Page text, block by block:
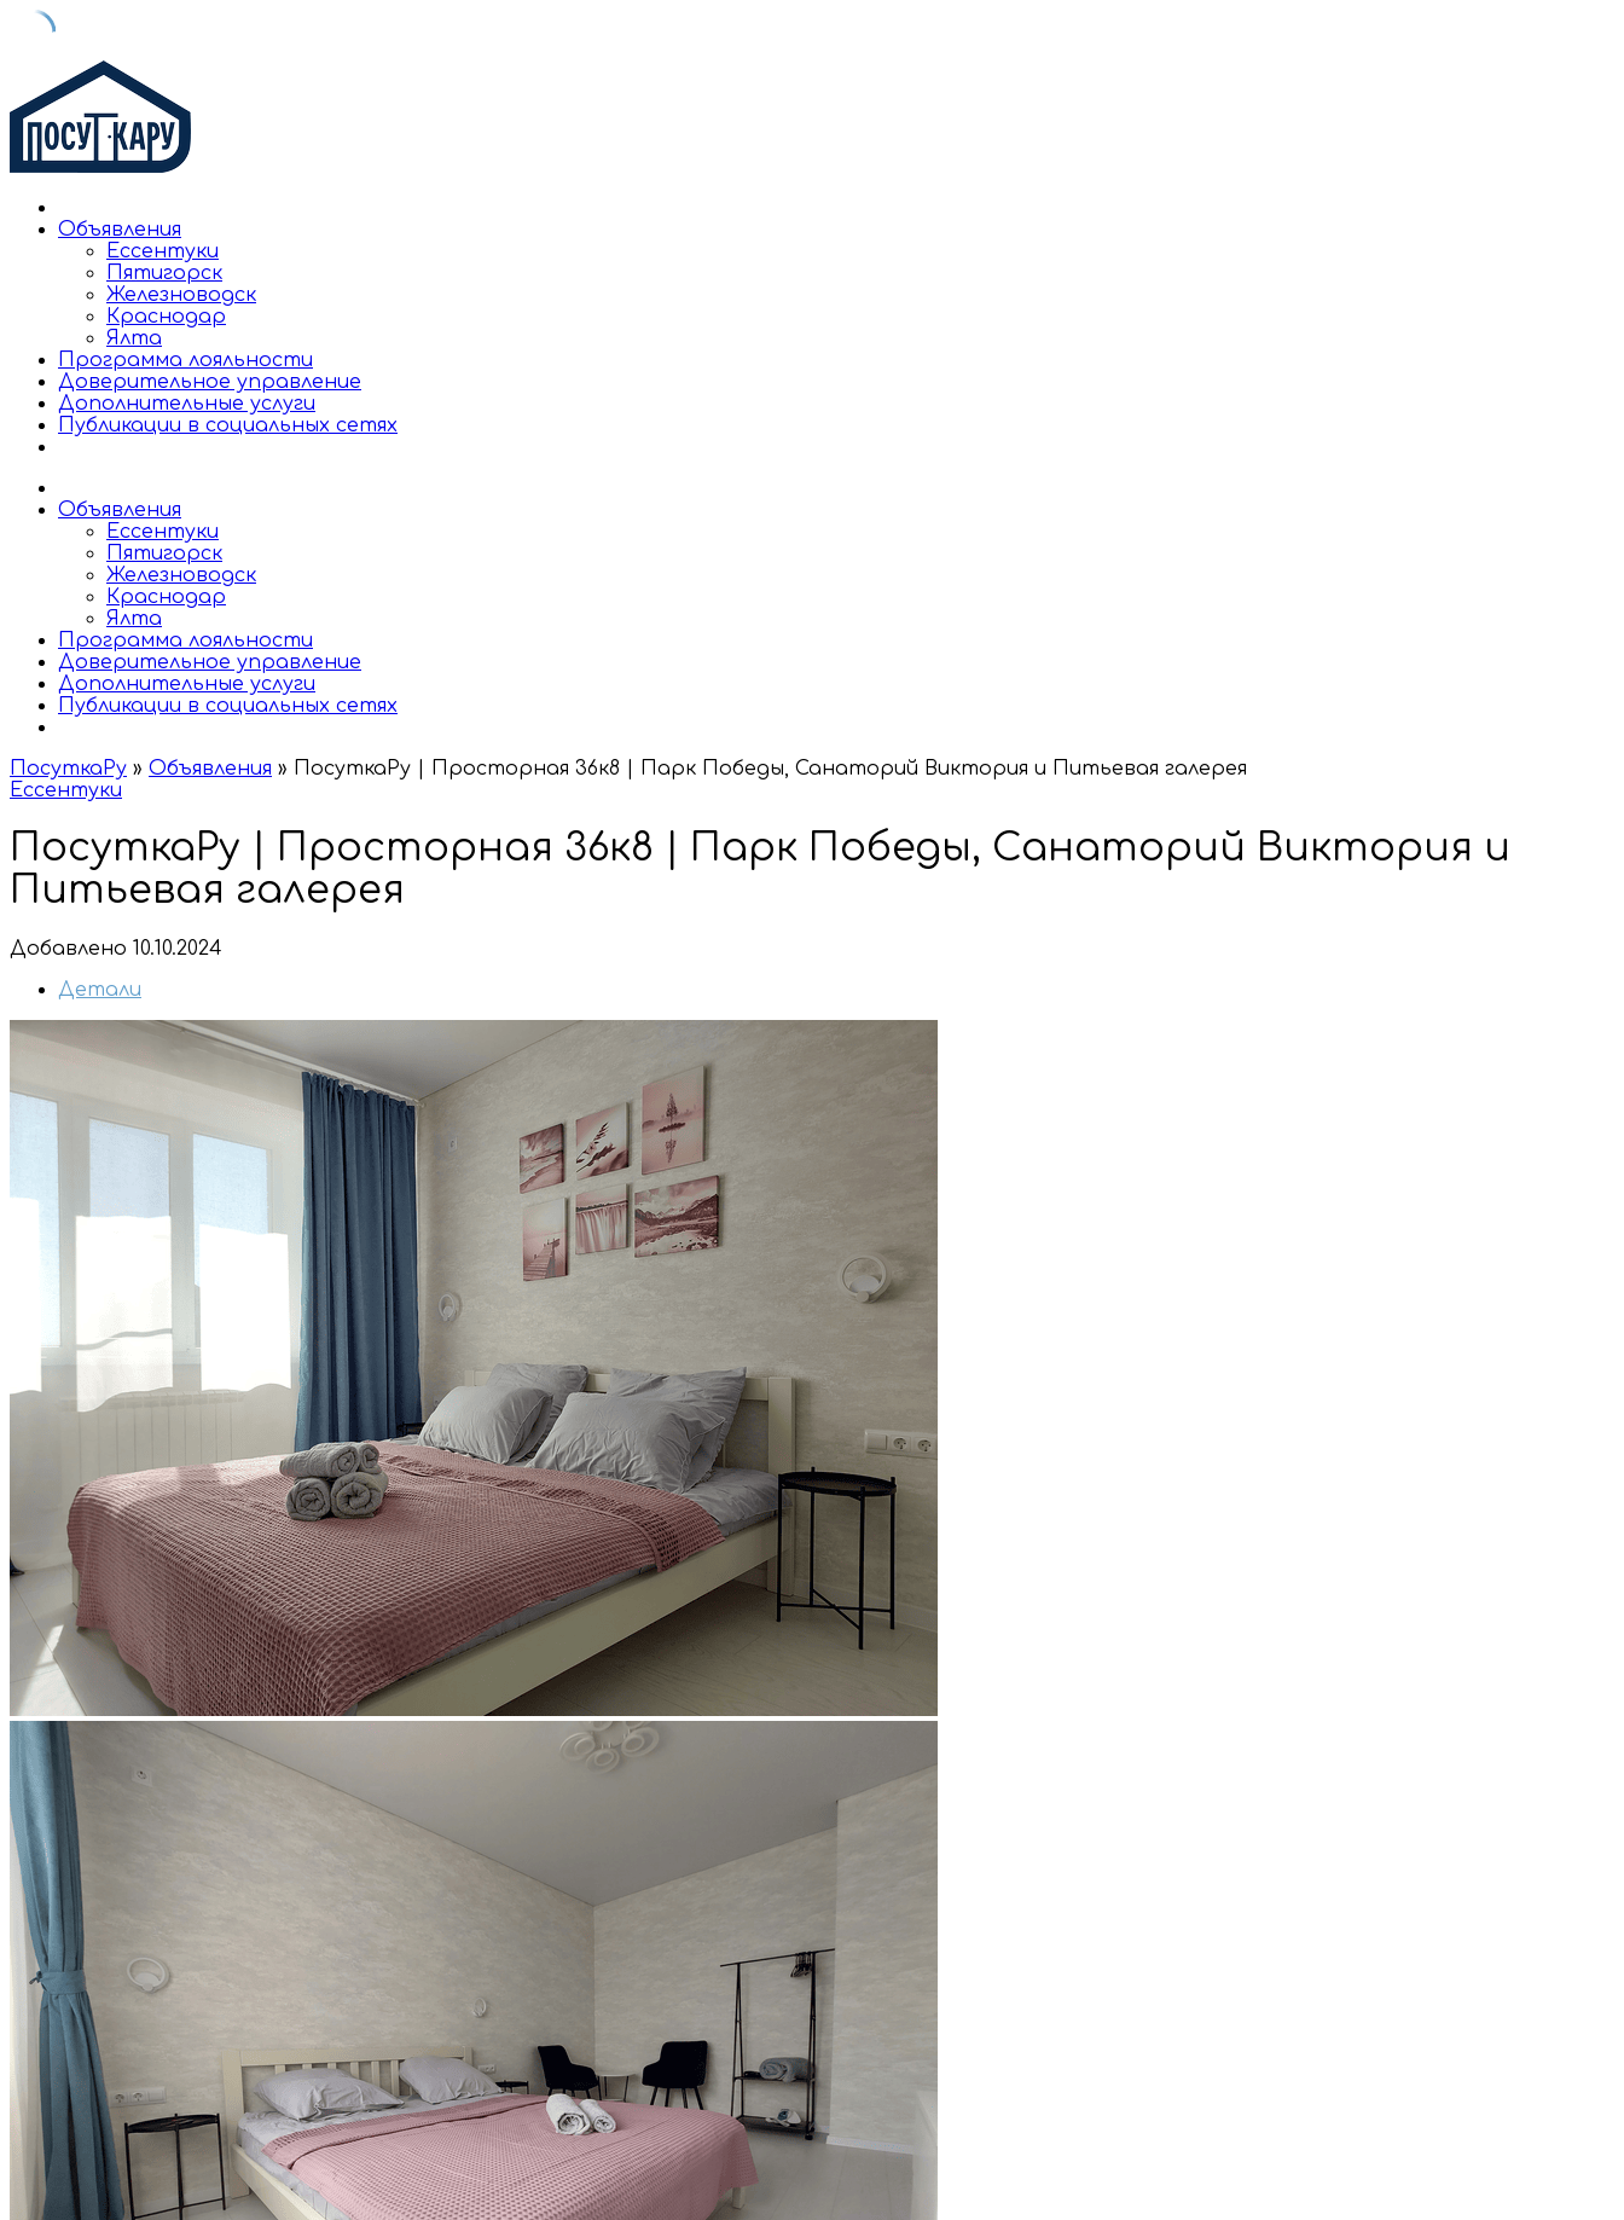
content
Объявления
Ессентуки
Пятигорск
Железноводск
Краснодар
Ялта
Программа лояльности
Доверительное управление
Дополнительные услуги
Публикации в социальных сетях
Объявления
Ессентуки
Пятигорск
Железноводск
Краснодар
Ялта
Программа лояльности
Доверительное управление
Дополнительные услуги
Публикации в социальных сетях
ПосуткаРу » Объявления » ПосуткаРу | Просторная 36к8 | Парк Победы, Санаторий Виктория и Питьевая галерея
Ессентуки
ПосуткаРу | Просторная 36к8 | Парк Победы, Санаторий Виктория и
Питьевая галерея
Добавлено 10.10.2024
Детали